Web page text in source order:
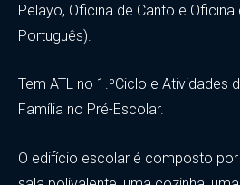
Pelayo, Oficina de Canto e
Português).
Tem ATL no 1.ºCiclo e Atividades
Família no Pré-Escolar.
O edifício escolar é composto